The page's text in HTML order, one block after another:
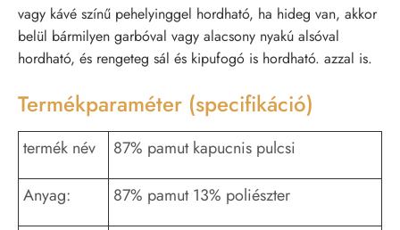
vagy kávé színű pehelyinggel hordható, ha hideg van, akkor
belül bármilyen garbóval vagy alacsony nyakú alsóval
hordható, és rengeteg sál és kipufogó is hordható. azzal is.
Termékparaméter (specifikáció)
termék név 87% pamut kapucnis pulcsi
Anyag: 87% pamut 13% poliészter